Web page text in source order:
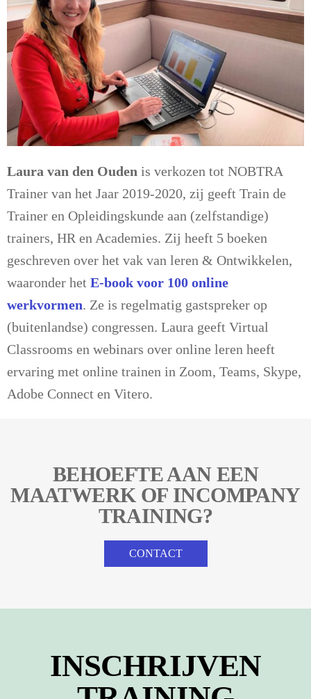
Laura van den Ouden is verkozen tot NOBTRA
Trainer van het Jaar 2019-2020, zij geeft Train de
Trainer en Opleidingskunde aan (zelfstandige)
trainers, HR en Academies. Zij heeft 5 boeken
geschreven over het vak van leren & Ontwikkelen,
waaronder het E-book voor 100 online
werkvormen. Ze is regelmatig gastspreker op
(buitenlandse) congressen. Laura geeft Virtual
Classrooms en webinars over online leren heeft
ervaring met online trainen in Zoom, Teams, Skype,
Adobe Connect en Vitero.
BEHOEFTE AAN EEN
MAATWERK OF INCOMPANY
TRAINING?
CONTACT
INSCHRIJVEN